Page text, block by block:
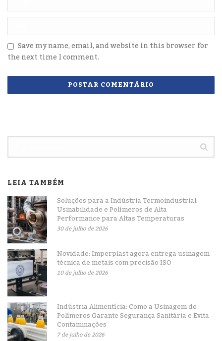
Save my name, email, and website in this browser for
the next time I comment.
LEIA TAMBÉM
Soluções para a Indústria Termoindustrial:
Usinabilidade e Polímeros de Alta
Performance para Altas Temperaturas
30 de julho de 2026
Novidade: Imperplast agora entrega usinagem
técnica de metais com precisão ISO
10 de julho de 2026
Indústria Alimentícia: Como a Usinagem de
Polímeros Garante Segurança Sanitária e Evita
Contaminações
7 de julho de 2026